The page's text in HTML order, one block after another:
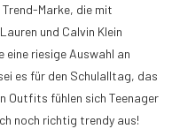
Trend-Marke, die mit
und Calvin Klein
riesige Auswahl an
es für den Schulalltag, das
Outfits fühlen sich Teenager
noch richtig trendy aus!